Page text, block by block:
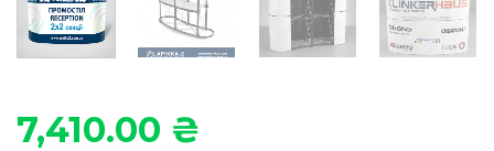
7,410.00 ₴